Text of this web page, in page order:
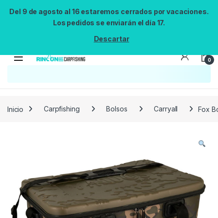
Del 9 de agosto al 16 estaremos cerrados por vacaciones.
Los pedidos se enviarán el día 17.
Descartar
0
Reintentar